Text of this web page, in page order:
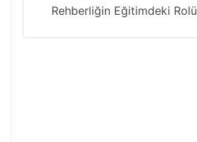
Rehberliğin Eğitimdeki Rolü